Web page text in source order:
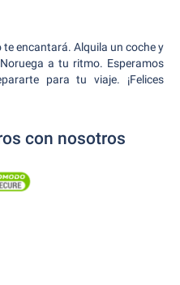
encantará. Alquila un coche y
a tu ritmo. Esperamos
para tu viaje. ¡Felices
con nosotros